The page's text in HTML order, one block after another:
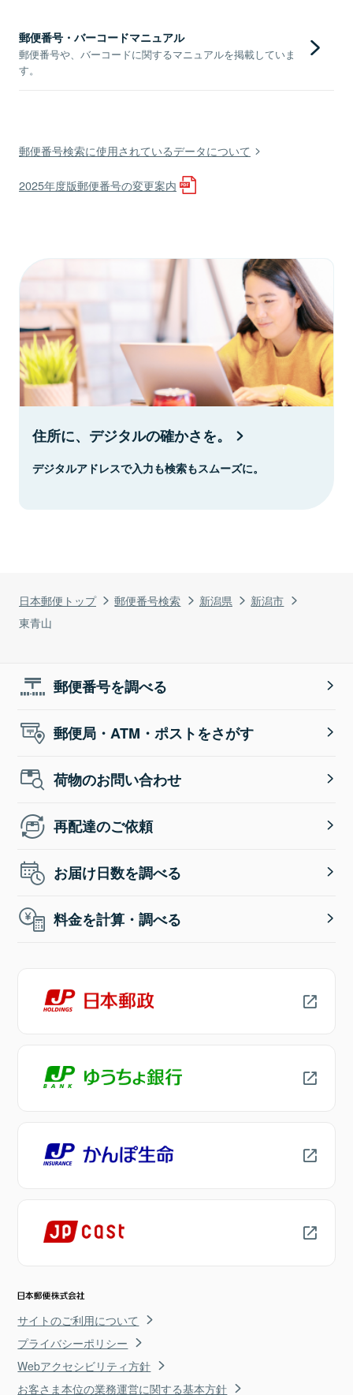
日本郵便トップ 郵便番号検索 新潟県
新潟市
東青山
郵便番号・バーコードマニュアル
郵便番号や、バーコードに関するマニュアルを掲載していま
す。
郵便番号検索に使用されているデータについて
2025年度版郵便番号の変更案内
住所に、デジタルの確かさを。
デジタルアドレスで入力も検索もスムーズに。
郵便番号を調べる
郵便局・ATM・ポストをさがす
荷物のお問い合わせ
再配達のご依頼
お届け日数を調べる
料金を計算・調べる
サイトのご利用について
プライバシーポリシー
Webアクセシビリティ方針
お客さま本位の業務運営に関する基本方針